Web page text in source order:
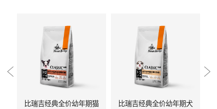
比瑞吉经典全价幼年期猫
比瑞吉经典全价幼年期犬